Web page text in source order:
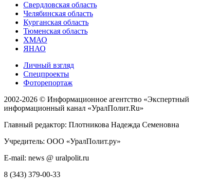
Свердловская область
Челябинская область
Курганская область
Тюменская область
ХМАО
ЯНАО
Личный взгляд
Спецпроекты
Фоторепортаж
2002-2026 © Информационное агентство «Экспертный
информационный канал «УралПолит.Ru»
Главный редактор: Плотникова Надежда Семеновна
Учредитель: ООО «УралПолит.ру»
E-mail: news @ uralpolit.ru
8 (343) 379-00-33